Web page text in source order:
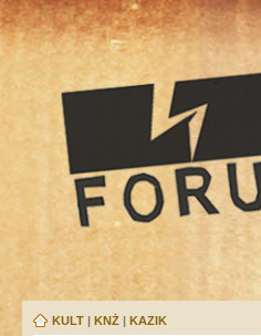
KULT | KNŻ | KAZIK